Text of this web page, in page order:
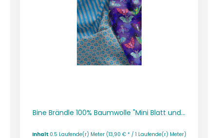
Bine Brändle 100% Baumwolle "Mini Blatt und...
Inhalt 0.5 Laufende(r) Meter (13,90 € * / 1 Laufende(r) Meter)